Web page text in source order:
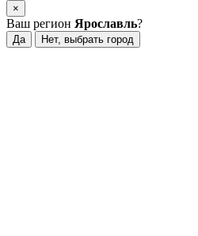
×
Ваш регион Ярославль?
Да Нет, выбрать город